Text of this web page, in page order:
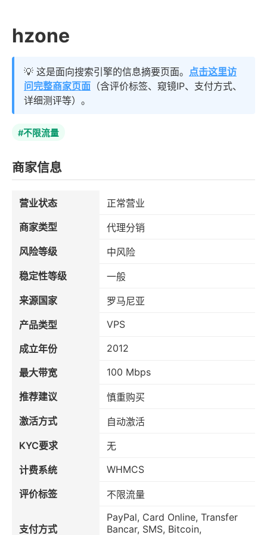
hzone
💡 这是面向搜索引擎的信息摘要页面。 点击这里访
问完整商家页面 （含评价标签、窥镜IP、支付方式、
详细测评等）。
#不限流量
商家信息
营业状态
正常营业
商家类型
代理分销
风险等级
中风险
稳定性等级
一般
来源国家
罗马尼亚
产品类型
VPS
成立年份 2012
最大带宽 100 Mbps
推荐建议
慎重购买
激活方式
自动激活
KYC要求
无
计费系统
WHMCS
评价标签 不限流量
支付方式
PayPal, Card Online, Transfer
Bancar, SMS, Bitcoin,